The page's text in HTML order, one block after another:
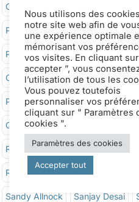
Couleurs opaques
Pablo Ruben Pat Weaver
Peggy Dean Penny Horsley
Colorants phtalo Plein air
PrimaTek Aquarelles de pyrrole
Quinacridone Orange brûlé
Raffaele Ciccaleni Rajat
Rick Anderson Robert Cook
Sandy Allnock Sanjay Desai
Nous utilisons des
notre site web afin de
une expérience optimale
mémorisant vos
vos visites. En cliquant
accepter ”, vous
l’utilisation de tous les
Vous pouvez toutefois
personnaliser vos
cliquant sur " Paramètres
cookies ".
Paramètres des cookies
Accepter tout